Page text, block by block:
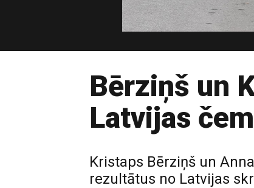
Bērziņš un
Latvijas
Kristaps Bērziņš un
rezultātus no Latvijas